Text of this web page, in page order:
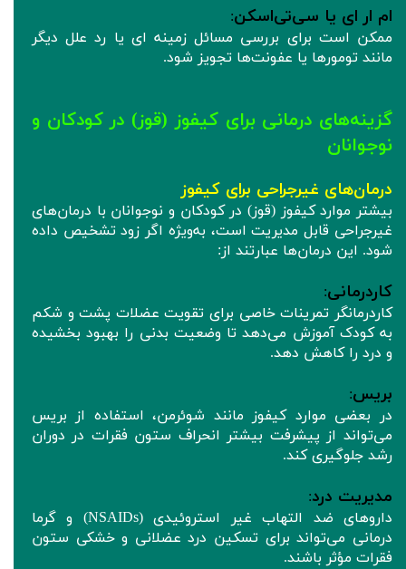
ام ار ای یا سی‌تی‌اسکن:
ممکن است برای بررسی مسائل زمینه ای یا رد علل دیگر
مانند تومورها یا عفونت‌ها تجویز شود.
گزینه‌های درمانی برای کیفوز (قوز) در کودکان و
نوجوانان
درمان‌های غیرجراحی برای کیفوز
بیشتر موارد کیفوز (قوز) در کودکان و نوجوانان با درمان‌های
غیرجراحی قابل مدیریت است، به‌ویژه اگر زود تشخیص داده
شود. این درمان‌ها عبارتند از:
کاردرمانی:
کاردرمانگر تمرینات خاصی برای تقویت عضلات پشت و شکم
به کودک آموزش می‌دهد تا وضعیت بدنی را بهبود بخشیده
و درد را کاهش دهد.
بریس:
در بعضی موارد کیفوز مانند شوئرمن، استفاده از بریس
می‌تواند از پیشرفت بیشتر انحراف ستون فقرات در دوران
رشد جلوگیری کند.
مدیریت درد:
داروهای ضد التهاب غیر استروئیدی (NSAIDs) و گرما
درمانی می‌تواند برای تسکین درد عضلانی و خشکی ستون
فقرات مؤثر باشند.